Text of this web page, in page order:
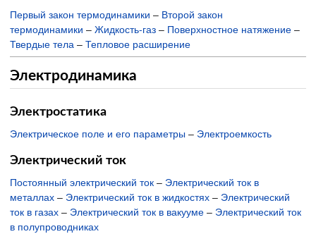
Первый закон термодинамики – Второй закон
термодинамики – Жидкость-газ – Поверхностное натяжение –
Твердые тела – Тепловое расширение
Электродинамика
Электростатика
Электрическое поле и его параметры – Электроемкость
Электрический ток
Постоянный электрический ток – Электрический ток в
металлах – Электрический ток в жидкостях – Электрический
ток в газах – Электрический ток в вакууме – Электрический ток
в полупроводниках